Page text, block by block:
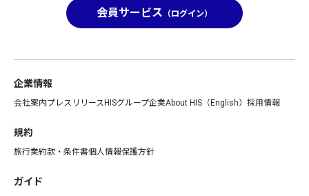
会員サービス （ログイン）
企業情報
会社案内プレスリリース HISグループ企業About HIS（English） 採用情報
規約
旅行業約款・条件書個人情報保護方針
ガイド